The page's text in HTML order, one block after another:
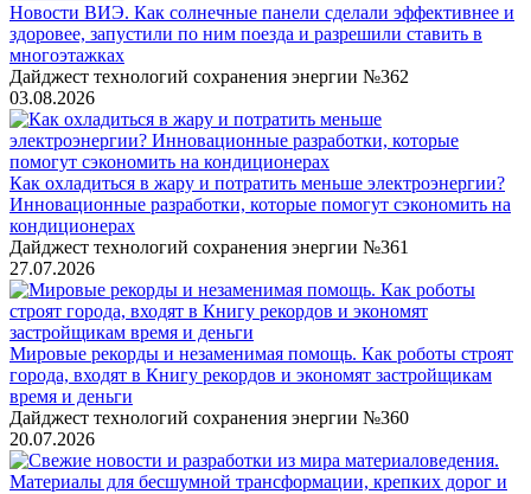
Новости ВИЭ. Как солнечные панели сделали эффективнее и
здоровее, запустили по ним поезда и разрешили ставить в
многоэтажках
Дайджест технологий сохранения энергии №362
03.08.2026
Как охладиться в жару и потратить меньше электроэнергии?
Инновационные разработки, которые помогут сэкономить на
кондиционерах
Дайджест технологий сохранения энергии №361
27.07.2026
Мировые рекорды и незаменимая помощь. Как роботы строят
города, входят в Книгу рекордов и экономят застройщикам
время и деньги
Дайджест технологий сохранения энергии №360
20.07.2026